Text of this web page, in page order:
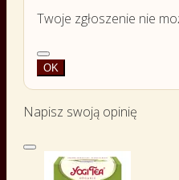
Twoje zgłoszenie nie
OK
Napisz swoją opinię